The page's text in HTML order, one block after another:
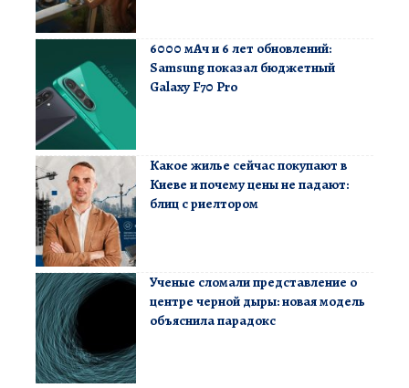
6000 мАч и 6 лет обновлений:
Samsung показал бюджетный
Galaxy F70 Pro
Какое жилье сейчас покупают в
Киеве и почему цены не падают:
блиц с риелтором
Ученые сломали представление о
центре черной дыры: новая модель
объяснила парадокс